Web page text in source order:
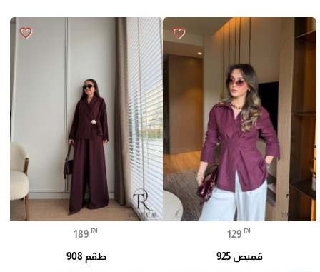
favorite_border
129 ₪
قميص 925
favorite_border
189 ₪
طقم 908